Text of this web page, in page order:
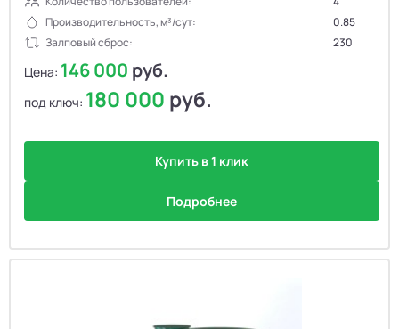
Производительность, м³/сут:
0.85
Залповый сброс:
230
Цена: 146 000 руб.
под ключ: 180 000 руб.
Купить в 1 клик
Подробнее